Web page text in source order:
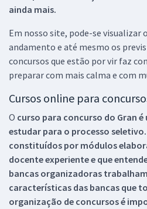
ainda mais.
Em nosso site, pode-se visualizar
andamento e até mesmo os
concursos que estão por vir faz
preparar com mais calma e com
Cursos online para
O curso para concurso do Gran
estudar para o processo
constituídos por módulos
docente experiente e que
bancas organizadoras
características das bancas que
organização de concursos é